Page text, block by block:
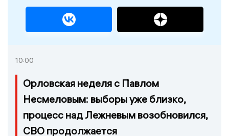
10:00
Орловская неделя с Павлом
Несмеловым: выборы уже близко,
процесс над Лежневым возобновился,
СВО продолжается